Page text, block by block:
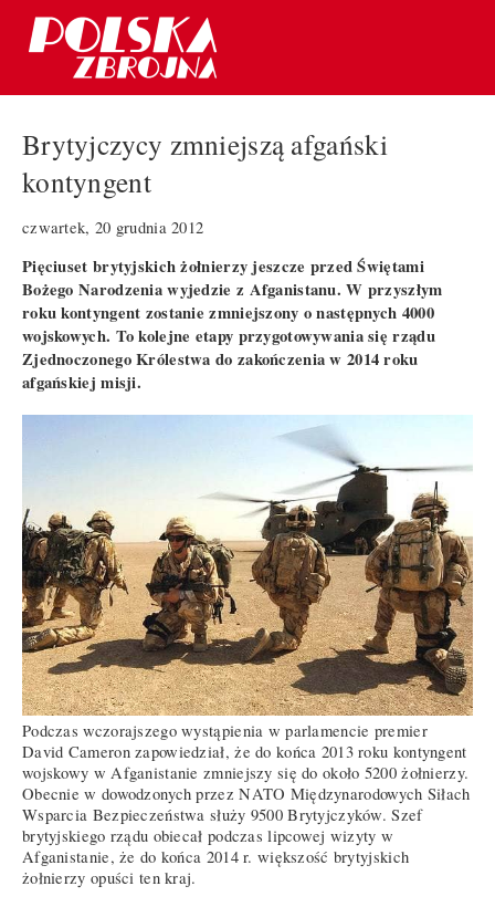
Brytyjczycy zmniejszą afgański
kontyngent
czwartek, 20 grudnia 2012
Pięciuset brytyjskich żołnierzy jeszcze przed Świętami
Bożego Narodzenia wyjedzie z Afganistanu. W przyszłym
roku kontyngent zostanie zmniejszony o następnych 4000
wojskowych. To kolejne etapy przygotowywania się rządu
Zjednoczonego Królestwa do zakończenia w 2014 roku
afgańskiej misji.
Podczas wczorajszego wystąpienia w parlamencie premier
David Cameron zapowiedział, że do końca 2013 roku kontyngent
wojskowy w Afganistanie zmniejszy się do około 5200 żołnierzy.
Obecnie w dowodzonych przez NATO Międzynarodowych Siłach
Wsparcia Bezpieczeństwa służy 9500 Brytyjczyków. Szef
brytyjskiego rządu obiecał podczas lipcowej wizyty w
Afganistanie, że do końca 2014 r. większość brytyjskich
żołnierzy opuści ten kraj.